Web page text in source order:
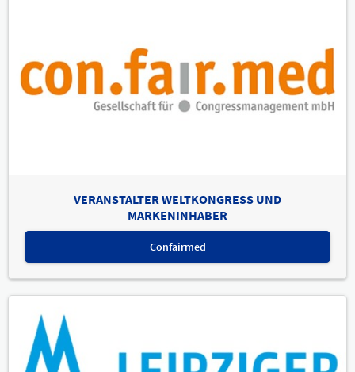
VERANSTALTER WELTKONGRESS UND
MARKENINHABER
Confairmed